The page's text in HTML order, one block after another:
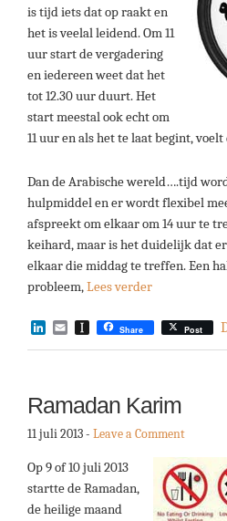
is tijd iets dat op raakt en
het is veelal leidend. Om 11
uur start de vergadering
en iedereen weet dat het
tot 12.30 uur duurt. Het
start meestal ook echt om
11 uur en als het te laat begint,
Dan de Arabische wereld….tijd
hulpmiddel en er wordt flexibel
afspreekt om elkaar om 14 uur te
keihard, maar is het duidelijk dat
elkaar die middag te treffen. Een
probleem,Lees verder
LinkedIn
EmailInstapaper
Share Post
Ramadan Karim
11 juli 2013- Leave a Comment
Op 9 of 10 juli 2013
startte de Ramadan,
de heilige maand